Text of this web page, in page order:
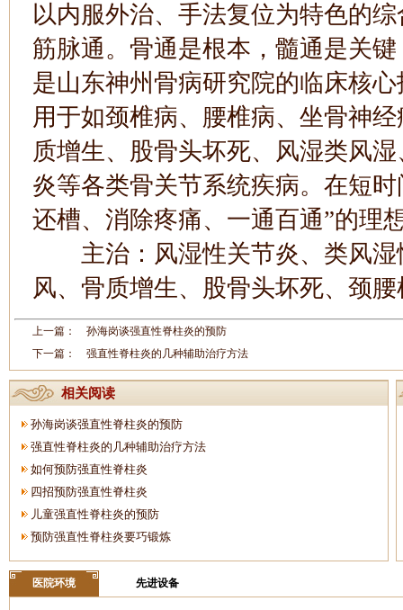
以内服外治、手法复位为特色的
筋脉通。骨通是根本，髓通是关
是山东神州骨病研究院的临床核
用于如颈椎病、腰椎病、坐骨神
质增生、股骨头坏死、风湿类风
炎等各类骨关节系统疾病。在短
还槽、消除疼痛、一通百通”的理
主治：风湿性关节炎、类风湿
风、骨质增生、股骨头坏死、颈
上一篇： 孙海岗谈强直性脊柱炎的预防
下一篇： 强直性脊柱炎的几种辅助治疗方法
相关阅读
孙海岗谈强直性脊柱炎的预防
强直性脊柱炎的几种辅助治疗方法
如何预防强直性脊柱炎
四招预防强直性脊柱炎
儿童强直性脊柱炎的预防
预防强直性脊柱炎要巧锻炼
医院环境 先进设备